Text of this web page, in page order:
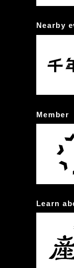
Nearby
Member
Learn